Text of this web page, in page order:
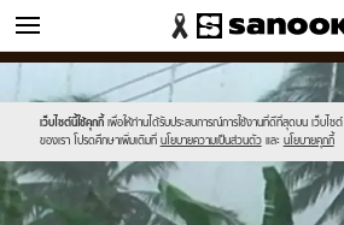
ข่าว
เว็บไซต์นี้ใช้คุกกี้ เพื่อให้ท่านได้รับประสบการณ์การใช้งานที่ดีที่สุดบน เว็บไซต์
ของเรา โปรดศึกษาเพิ่มเติมที่ นโยบายความเป็นส่วนตัว และ นโยบายคุกกี้
//s.isanook.com/sr/0/images/logo-
new-
sanook.png
//s.isanook.com/ns/0/ud/367/1838294/635297-
01.jpg